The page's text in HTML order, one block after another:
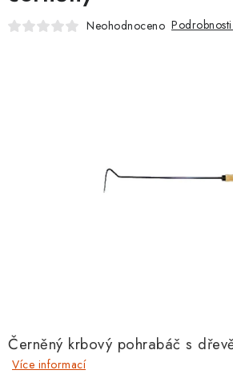
Černěný krbový pohrabáč s
Více informací
Neohodnoceno